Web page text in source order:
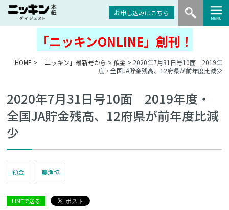
お申し込みはこちら
「ニッキンONLINE」創刊！
HOME > 「ニッキン」最新号から > 預金 > 2020年7月31日号10面 2019年
度・全国JA貯金残高、12府県が前年度比減少
2020年7月31日号10面 2019年度・
全国JA貯金残高、12府県が前年度比減
少
預金 農漁協
LINEで送る